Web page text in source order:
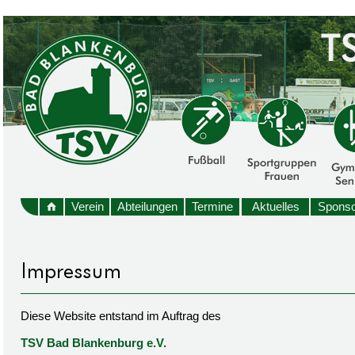
Verein Abteilungen Termine Aktuelles
Diese Website entstand im Auftrag des
TSV Bad Blankenburg e.V.